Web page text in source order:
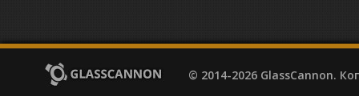
© 2014-2026 GlassCannon.